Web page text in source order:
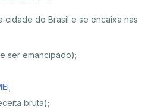
do Brasil e se encaixa nas
ser emancipado);
;
bruta);